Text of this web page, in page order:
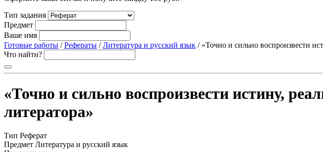
Тип задания
Предмет
Ваше имя
Готовые работы /Рефераты /Литература и русский язык / «Точно и сильно воспроизвести
Что найти?
«Точно и сильно воспроизвести истину,
литератора»
Тип Реферат
Предмет Литература и русский язык